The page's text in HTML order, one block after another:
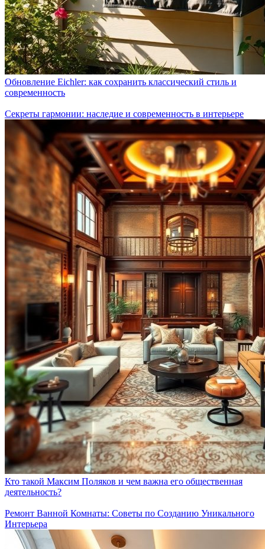
Обновление Eichler: как сохранить классический стиль и
современность
Секреты гармонии: наследие и современность в интерьере
Кто такой Максим Поляков и чем важна его общественная
деятельность?
Ремонт Ванной Комнаты: Советы по Созданию Уникального
Интерьера